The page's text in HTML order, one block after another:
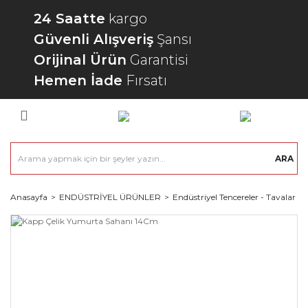
24 Saatte kargo
Güvenli Alışveriş Şansı
Orijinal Ürün Garantisi
Hemen İade Fırsatı
ARA
Anasayfa ENDÜSTRİYEL ÜRÜNLER Endüstriyel Tencereler - Tavalar -